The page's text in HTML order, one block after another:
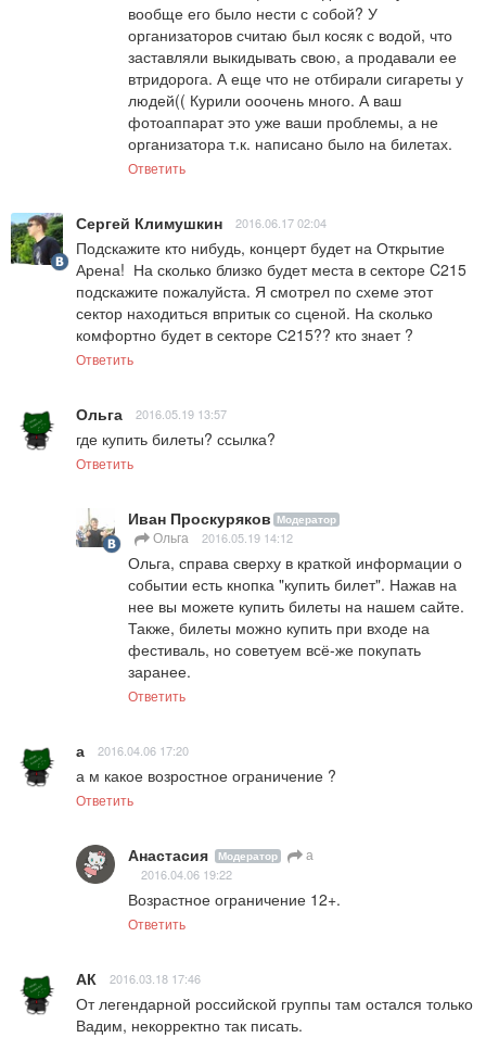
вообще его было нести с собой? У
организаторов считаю был косяк с водой, что
заставляли выкидывать свою, а продавали ее
втридорога. А еще что не отбирали сигареты у
людей(( Курили ооочень много. А ваш
фотоаппарат это уже ваши проблемы, а не
организатора т.к. написано было на билетах.
Ответить
Сергей Климушкин 2016.06.17 02:04
Подскажите кто нибудь, концерт будет на Открытие
Арена!  На сколько близко будет места в секторе C215
подскажите пожалуйста. Я смотрел по схеме этот
сектор находиться впритык со сценой. На сколько
комфортно будет в секторе С215?? кто знает ?
Ответить
Ольга 2016.05.19 13:57
где купить билеты? ссылка?
Ответить
Иван Проскуряков Модератор
Ольга 2016.05.19 14:12
Ольга, справа сверху в краткой информации о
событии есть кнопка "купить билет". Нажав на
нее вы можете купить билеты на нашем сайте.
Также, билеты можно купить при входе на
фестиваль, но советуем всё-же покупать
заранее.
Ответить
а 2016.04.06 17:20
а м какое возростное ограничение ?
Ответить
Анастасия Модератор а
2016.04.06 19:22
Возрастное ограничение 12+.
Ответить
АК 2016.03.18 17:46
От легендарной российской группы там остался только
Вадим, некорректно так писать.